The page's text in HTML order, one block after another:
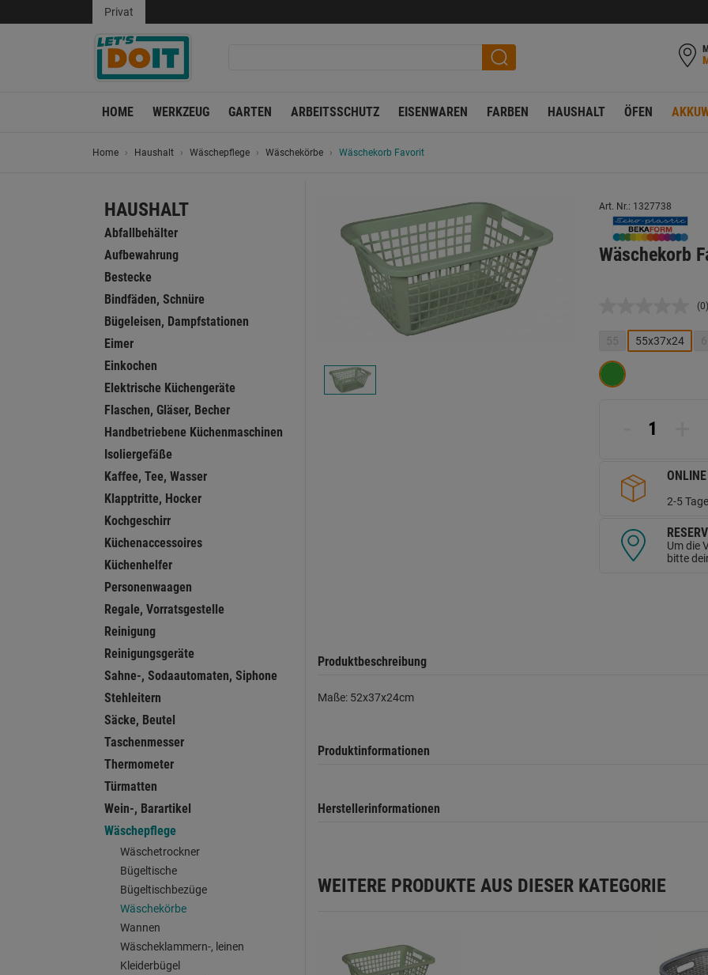
Privat
HOME WERKZEUG GARTEN ARBEITSSCHUTZ EISENWAREN FARBEN HAUSHALT ÖFEN
Home Haushalt Wäschepflege Wäschekörbe Wäschekorb Favorit
HAUSHALT
Abfallbehälter
Aufbewahrung
Bestecke
Bindfäden, Schnüre
Bügeleisen, Dampfstationen
Eimer
Einkochen
Elektrische Küchengeräte
Flaschen, Gläser, Becher
Handbetriebene Küchenmaschinen
Isoliergefäße
Kaffee, Tee, Wasser
Klapptritte, Hocker
Kochgeschirr
Küchenaccessoires
Küchenhelfer
Personenwaagen
Regale, Vorratsgestelle
Reinigung
Reinigungsgeräte
Sahne-, Sodaautomaten, Siphone
Stehleitern
Säcke, Beutel
Taschenmesser
Thermometer
Türmatten
Wein-, Barartikel
Wäschepflege
Wäschetrockner
Bügeltische
Bügeltischbezüge
Wäschekörbe
Wannen
Wäscheklammern-, leinen
Kleiderbügel
Art. Nr.: 1327738
Wäschekorb
(0)
55 55x37x24
2-5
Um die
bitte
Produktbeschreibung
Maße: 52x37x24cm
Produktinformationen
Herstellerinformationen
WEITERE PRODUKTE AUS DIESER KATEGORIE